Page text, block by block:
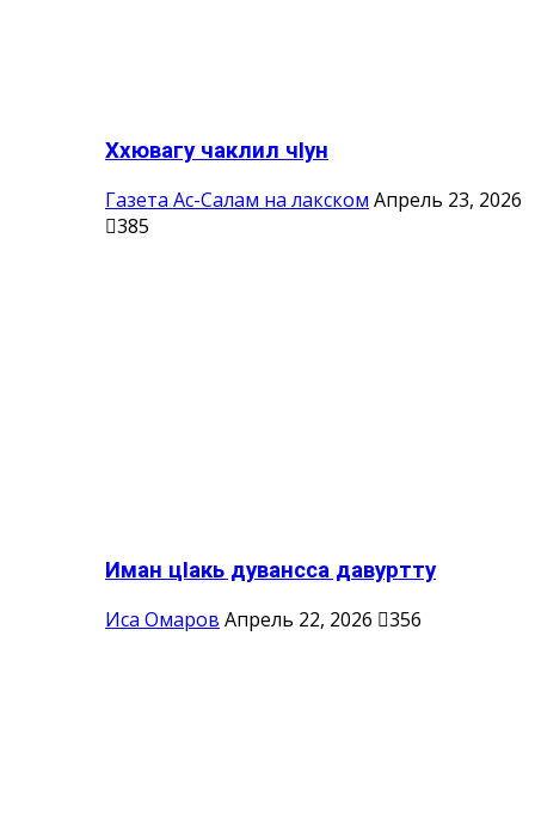
Ххювагу чаклил чIун
Газета Ас-Салам на лакском Апрель 23, 2026
385
Иман цIакь дувансса давуртту
Иса Омаров Апрель 22, 2026 356